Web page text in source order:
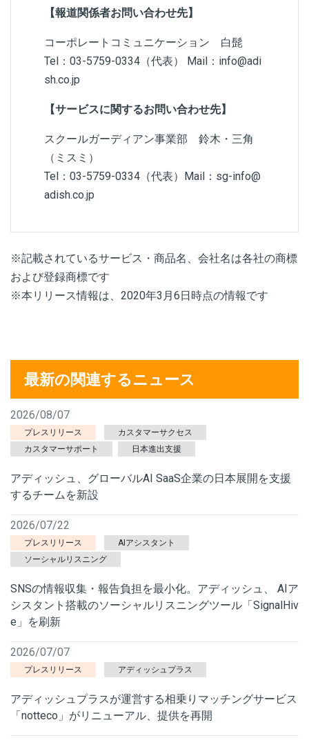
【報道関係者お問い合わせ先】
コーポレートコミュニケーション 白髭
Tel：03-5759-0334（代表） Mail：info@adi
sh.co.jp
【サービスに関するお問い合わせ先】
スクールガーディアン事業部 鈴木・三角
（ミスミ）
Tel：03-5759-0334（代表）Mail：sg-info@
adish.co.jp
※記載されているサービス・商品名、会社名は各社の商標
および登録商標です
※本リリース情報は、2020年3月6日時点の情報です
最新の関連するニュース
2026/08/07
プレスリリース
カスタマーサクセス
カスタマーサポート
日本進出支援
アディッシュ、グローバルAI SaaS企業の日本展開を支援
するチームを新設
2026/07/22
プレスリリース
AIアシスタント
ソーシャルリスニング
SNSの情報収集・報告負担を最小化。アディッシュ、 AIア
シスタント搭載のソーシャルリスニングツール「SignalHiv
e」を刷新
2026/07/07
プレスリリース アディッシュプラス
アディッシュプラスが運営する相乗りマッチングサービス
「notteco」がリニューアル、提供を再開